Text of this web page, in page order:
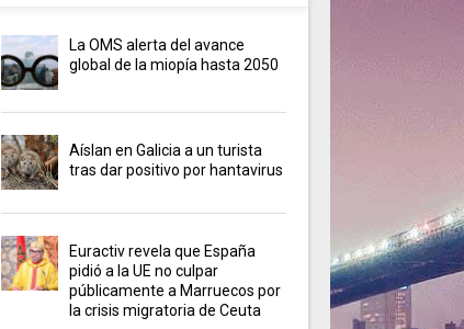
La OMS alerta del avance
global de la miopía hasta 2050
Aíslan en Galicia a un turista
tras dar positivo por hantavirus
Euractiv revela que España
pidió a la UE no culpar
públicamente a Marruecos por
la crisis migratoria de Ceuta